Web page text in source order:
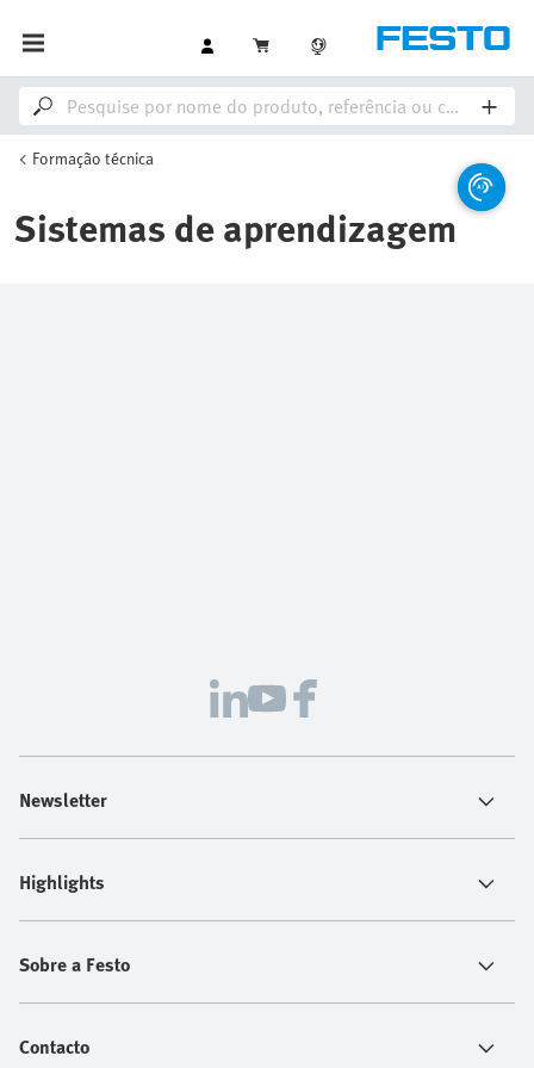
Formação técnica
Sistemas de aprendizagem
Newsletter
Highlights
Sobre a Festo
Contacto